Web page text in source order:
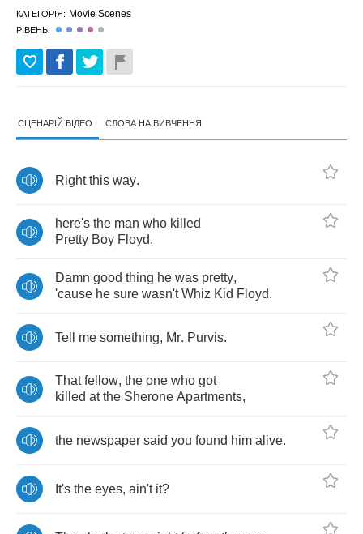
КАТЕГОРІЯ: Movie Scenes
РІВЕНЬ:
СЦЕНАРІЙ ВІДЕО СЛОВА НА ВИВЧЕННЯ
Right this way.
here's the man who killed
Pretty Boy Floyd.
Damn good thing he was pretty,
'cause he sure wasn't Whiz Kid Floyd.
Tell me something, Mr. Purvis.
That fellow, the one who got
killed at the Sherone Apartments,
the newspaper said you found him alive.
It's the eyes, ain't it?